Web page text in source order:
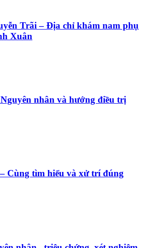
Trãi – Địa chỉ khám nam phụ
Xuân
nhân và hướng điều trị
Cùng tìm hiểu và xử trí đúng